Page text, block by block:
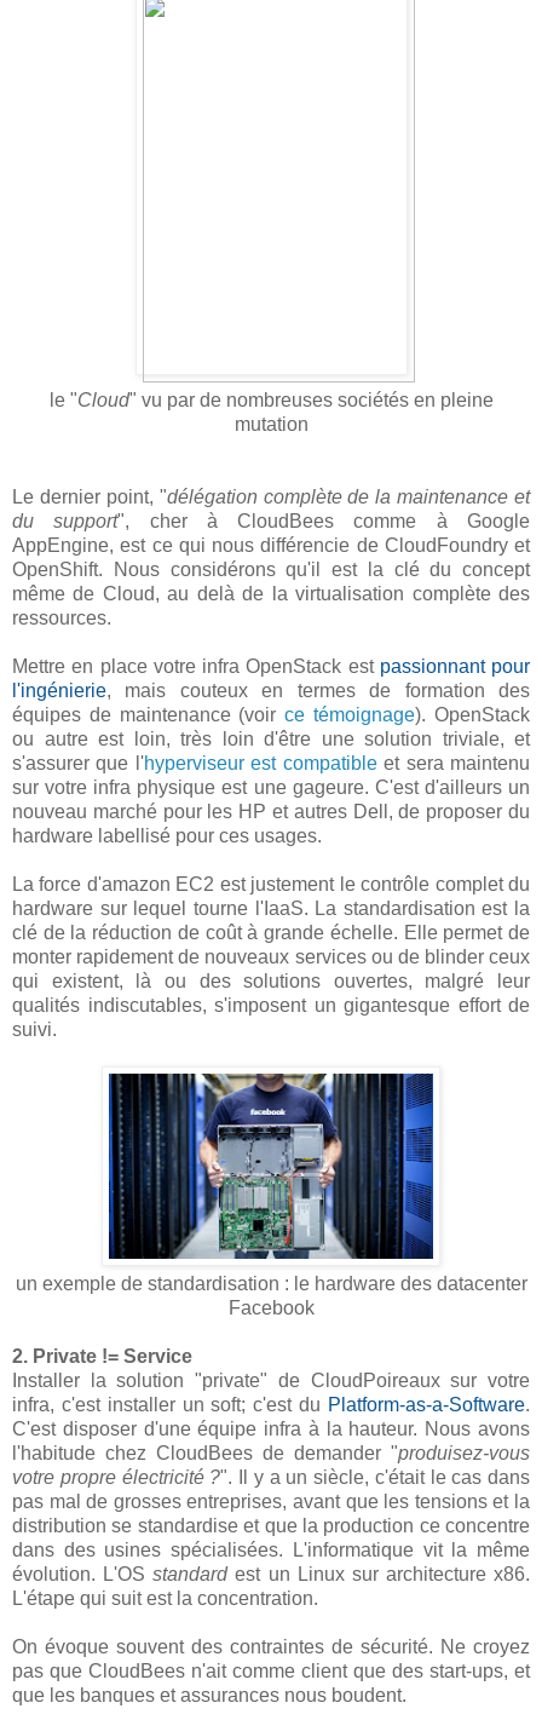
le "Cloud" vu par de nombreuses sociétés en pleine
mutation
Le dernier point, "délégation complète de la maintenance et
du support", cher à CloudBees comme à Google
AppEngine, est ce qui nous différencie de CloudFoundry et
OpenShift. Nous considérons qu'il est la clé du concept
même de Cloud, au delà de la virtualisation complète des
ressources.
Mettre en place votre infra OpenStack est passionnant pour
l'ingénierie, mais couteux en termes de formation des
équipes de maintenance (voirce témoignage). OpenStack
ou autre est loin, très loin d'être une solution triviale, et
s'assurer que l'hyperviseur est compatibleet sera maintenu
sur votre infra physique est une gageure. C'est d'ailleurs un
nouveau marché pour les HP et autres Dell, de proposer du
hardware labellisé pour ces usages.
La force d'amazon EC2 est justement le contrôle complet du
hardware sur lequel tourne l'IaaS. La standardisation est la
clé de la réduction de coût à grande échelle. Elle permet de
monter rapidement de nouveaux services ou de blinder ceux
qui existent, là ou des solutions ouvertes, malgré leur
qualités indiscutables, s'imposent un gigantesque effort de
suivi.
un exemple de standardisation : le hardware des datacenter
Facebook
2. Private != Service
Installer la solution "private" de CloudPoireaux sur votre
infra, c'est installer un soft; c'est du Platform-as-a-Software.
C'est disposer d'une équipe infra à la hauteur. Nous avons
l'habitude chez CloudBees de demander "produisez-vous
votre propre électricité ?". Il y a un siècle, c'était le cas dans
pas mal de grosses entreprises, avant que les tensions et la
distribution se standardise et que la production ce concentre
dans des usines spécialisées. L'informatique vit la même
évolution. L'OSstandardest un Linux sur architecture x86.
L'étape qui suit est la concentration.
On évoque souvent des contraintes de sécurité. Ne croyez
pas que CloudBees n'ait comme client que des start-ups, et
que les banques et assurances nous boudent.